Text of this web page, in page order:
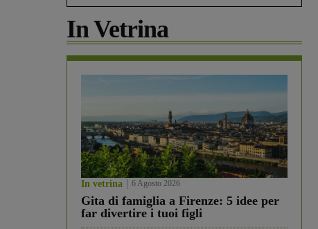
In Vetrina
In vetrina 6 Agosto 2026
Gita di famiglia a Firenze: 5 idee per
far divertire i tuoi figli